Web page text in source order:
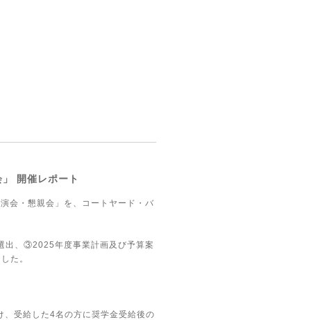
開催レポート
会・懇親会」を、コートヤード・バ
出、③2025年度事業計画及び予算案
た。
受給した4名の方に奨学金受給後の